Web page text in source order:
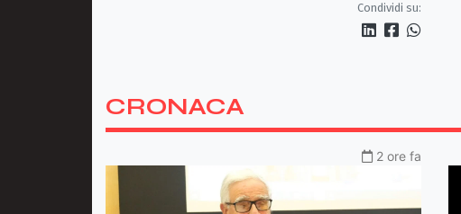
Condividi su:
CRONACA
2 ore fa